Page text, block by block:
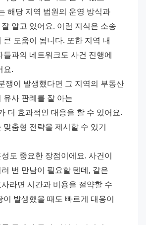
해당 지역 법원의 운영 방식과
알고 있어요. 이런 지식은 소송
큰 도움이 됩니다. 또한 지역 내
들과의 네트워크도 사건 진행에
요.
쟁이 발생했다면 그 지역의 부동산
유사 판례를 잘 아는
더 효과적인 대응을 할 수 있어요.
맞춤형 전략을 제시할 수 있기
도 중요한 장점이에요. 사건이
번 만남이 필요할 텐데, 같은
라면 시간과 비용을 절약할 수
이 발생했을 때도 빠르게 대응이